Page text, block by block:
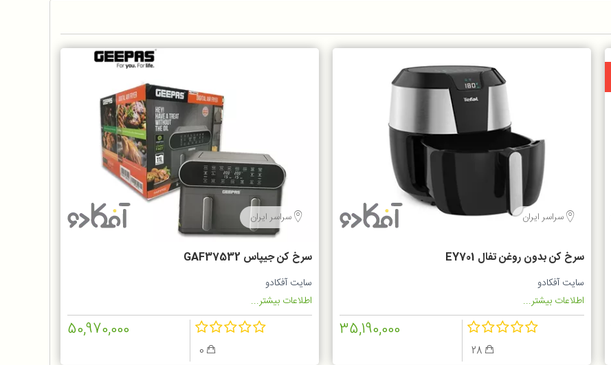
سراسر ایران
سرخ کن بدون روغن تفال EY701
سایت آفکادو
اطلاعات بیشتر...
35,190,000
سراسر ایران
سرخ کن جیپاس GAF37532
سایت آفکادو
اطلاعات بیشتر...
50,970,000